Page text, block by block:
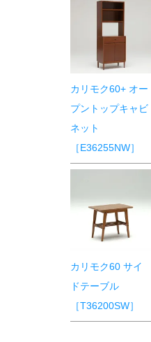
カリモク60+ オー
プントップキャビ
ネット
［E36255NW］
カリモク60 サイ
ドテーブル
［T36200SW］